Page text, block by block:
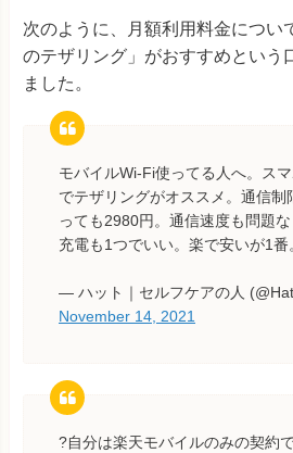
次のように、月額利用料金につい
のテザリング」がおすすめという
ました。
モバイルWi-Fi使ってる人へ。ス
でテザリングがオススメ。通信制
っても2980円。通信速度も問題な
充電も1つでいい。楽で安いが1番
— ハット｜セルフケアの人
November 14, 2021
?自分は楽天モバイルのみの契約で